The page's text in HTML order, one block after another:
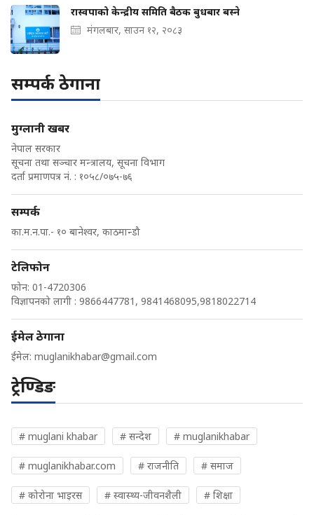
रास्वपाको केन्द्रीय समिति बैठक बुधबार बस्ने
मंगलबार, साउन १२, २०८३
सम्पर्क ठेगाना
मुग्लानी खबर
नेपाल सरकार
सूचना तथा सञ्चार मन्त्रालय, सूचना विभाग
दर्ता प्रमाणपत्र नं. : १०५८/०७५-७६
सम्पर्क
का.म.न.पा.- १० बानेश्वर, काठमान्डौ
टेलिफोन
फोन: 01-4720306
विज्ञापनको लागी : 9866447781, 9841468095,9818022714
ईमेल ठेगाना
ईमेल: muglanikhabar@gmail.com
ट्रेण्डिङ
# muglani khabar # सन्देश # muglanikhabar
# muglanikhabar.com # राजनीति # समाज
# कोरोना भाइरस # स्वास्थ्य-जीवनशैली # शिक्षा